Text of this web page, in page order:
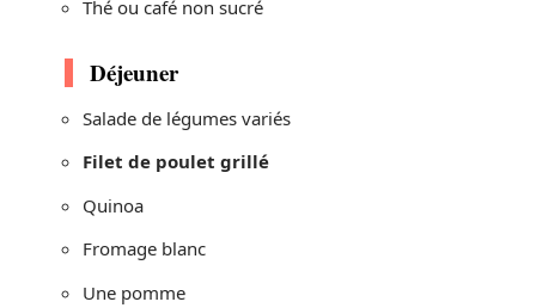
Thé ou café non sucré
Déjeuner
Salade de légumes variés
Filet de poulet grillé
Quinoa
Fromage blanc
Une pomme